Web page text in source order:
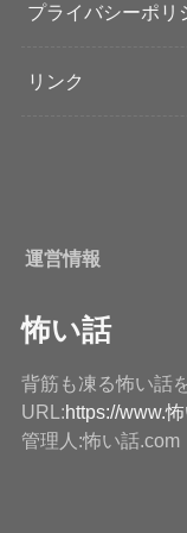
プライバシーポリ
リンク
運営情報
怖い話
背筋も凍る怖い話
URL:https://www.
管理人:怖い話.com